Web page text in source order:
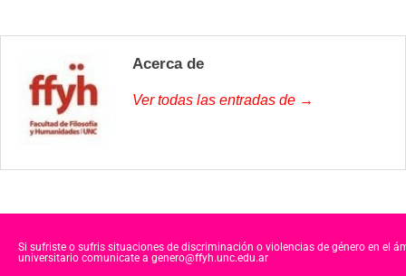
Acerca de
Ver todas las entradas de →
Si sufriste o sufris situaciones de discriminación o violencias de género en el
universitario comunicate a genero@ffyh.unc.edu.ar